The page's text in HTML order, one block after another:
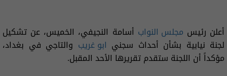
أعلن رئيس مجلس النواب أسامة النجيفي، الخميس، عن تشكيل
لجنة نيابية بشأن أحداث سجني ابو غريب والتاجي في بغداد،
مؤكداً أن اللجنة ستقدم تقريرها الأحد المقبل.